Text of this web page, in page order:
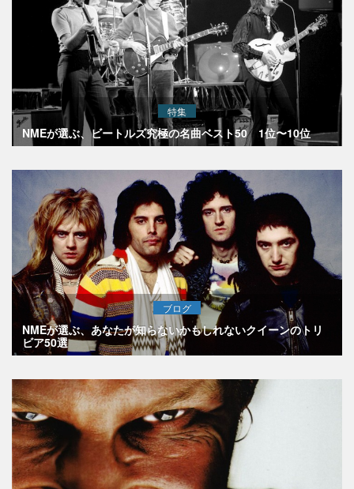
特集
NMEが選ぶ、ビートルズ究極の名曲ベスト50 1位〜10位
ブログ
NMEが選ぶ、あなたが知らないかもしれないクイーンのトリ
ビア50選